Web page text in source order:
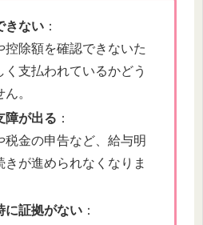
きない ：
控除額を確認できないた
く支払われているかどう
。
障が出る ：
税金の申告など、給与明
きが進められなくなりま
に証拠がない ：